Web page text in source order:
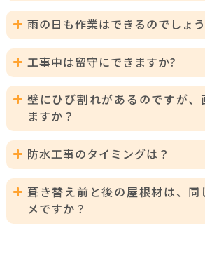
A:季節により異なりますが、朝8時から
業をおこないます。
また、集合住宅にお住まいの方は、
指示の時間帯に対応させて頂く場合も
雨の日も作業はできるのでしょう
A:雨の日に関しては作業を進めることが
天候により工期や作業日程に変更が
すのでご了承下さい。
工事中は留守にできますか?
A:外装工事の場合、ほとんどが外の仕
でも工事を進める事が出来ます。
また、過去には工事中を狙ってご旅
っしゃいましたが、全く問題あり
し、お出かけ時の施錠はしっかりとお
ちなみに、工事の際にぜひ欲しいの
気」となります。
壁にひび割れがあるのですが、
ますか？
A:はい。無料で現地調査を行ってます
ませ。
防水工事のタイミングは？
A:環境によっても異なりますが、一般
な目安とされています。
しかし、10年経っていなから大丈夫、
かならずやらなければならないとい
葺き替え前と後の屋根材は、
メですか？